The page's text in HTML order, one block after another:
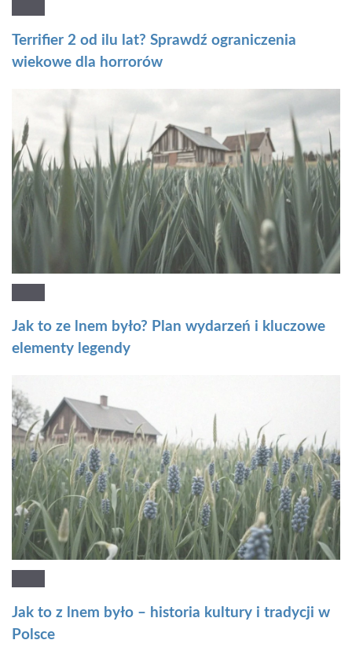
Terrifier 2 od ilu lat? Sprawdź ograniczenia
wiekowe dla horrorów
Jak to ze lnem było? Plan wydarzeń i kluczowe
elementy legendy
Jak to z lnem było – historia kultury i tradycji w
Polsce